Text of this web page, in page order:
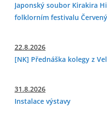
Japonský soubor Kirakira
folklorním festivalu
22.8.2026
[NK] Přednáška kolegy z
31.8.2026
Instalace výstavy